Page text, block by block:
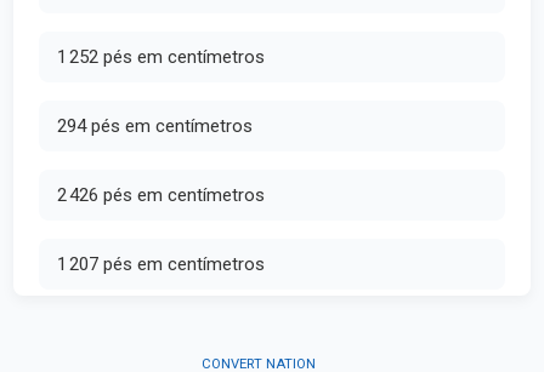
1 252 pés em centímetros
294 pés em centímetros
2 426 pés em centímetros
1 207 pés em centímetros
CONVERT NATION